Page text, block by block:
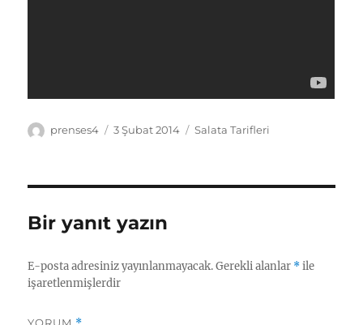
Yazar
prenses4
Yayın
3 Şubat 2014 Kategoriler
Salata Tarifleri
Bir yanıt yazın
E-posta adresiniz yayınlanmayacak. Gerekli alanlar *ile
işaretlenmişlerdir
YORUM